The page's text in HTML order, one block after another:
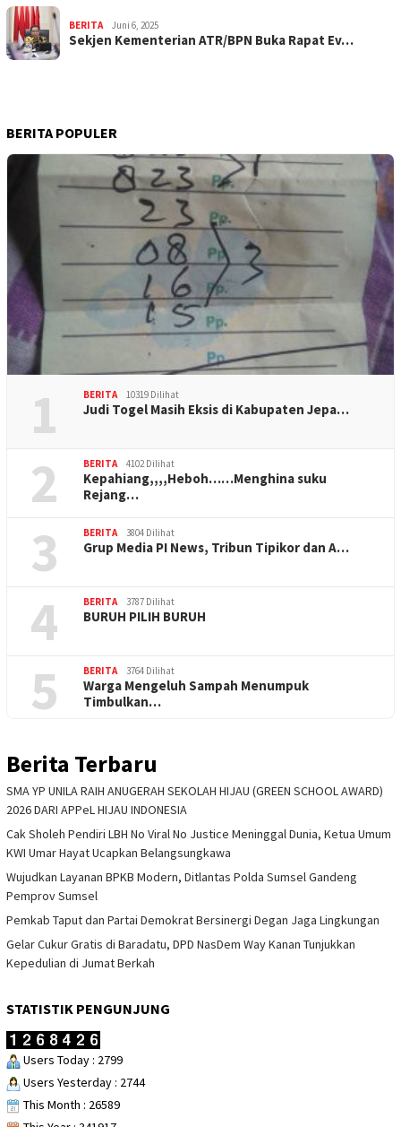
BERITA Juni 6, 2025
Sekjen Kementerian ATR/BPN Buka Rapat Ev…
BERITA POPULER
1 BERITA 10319 Dilihat
Judi Togel Masih Eksis di Kabupaten Jepa…
2 BERITA 4102 Dilihat
Kepahiang,,,,Heboh……Menghina suku
Rejang…
3 BERITA 3804 Dilihat
Grup Media PI News, Tribun Tipikor dan A…
4 BERITA 3787 Dilihat
BURUH PILIH BURUH
5 BERITA 3764 Dilihat
Warga Mengeluh Sampah Menumpuk
Timbulkan…
Berita Terbaru
SMA YP UNILA RAIH ANUGERAH SEKOLAH HIJAU (GREEN SCHOOL AWARD)
2026 DARI APPeL HIJAU INDONESIA
Cak Sholeh Pendiri LBH No Viral No Justice Meninggal Dunia, Ketua Umum
KWI Umar Hayat Ucapkan Belangsungkawa
Wujudkan Layanan BPKB Modern, Ditlantas Polda Sumsel Gandeng
Pemprov Sumsel
Pemkab Taput dan Partai Demokrat Bersinergi Degan Jaga Lingkungan
Gelar Cukur Gratis di Baradatu, DPD NasDem Way Kanan Tunjukkan
Kepedulian di Jumat Berkah
STATISTIK PENGUNJUNG
Users Today : 2799
Users Yesterday : 2744
This Month : 26589